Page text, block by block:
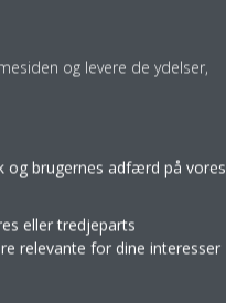
og levere de ydelser,
og brugernes adfærd på vores
eller tredjeparts
relevante for dine interesser